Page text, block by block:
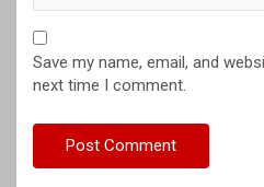
Save my name, email, and
next time I comment.